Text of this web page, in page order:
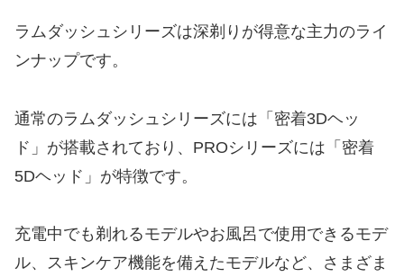
ラムダッシュシリーズは深剃りが得意な主力のライ
ンナップです。
通常のラムダッシュシリーズには「密着3Dヘッ
ド」が搭載されており、PROシリーズには「密着
5Dヘッド」が特徴です。
充電中でも剃れるモデルやお風呂で使用できるモデ
ル、スキンケア機能を備えたモデルなど、さまざま